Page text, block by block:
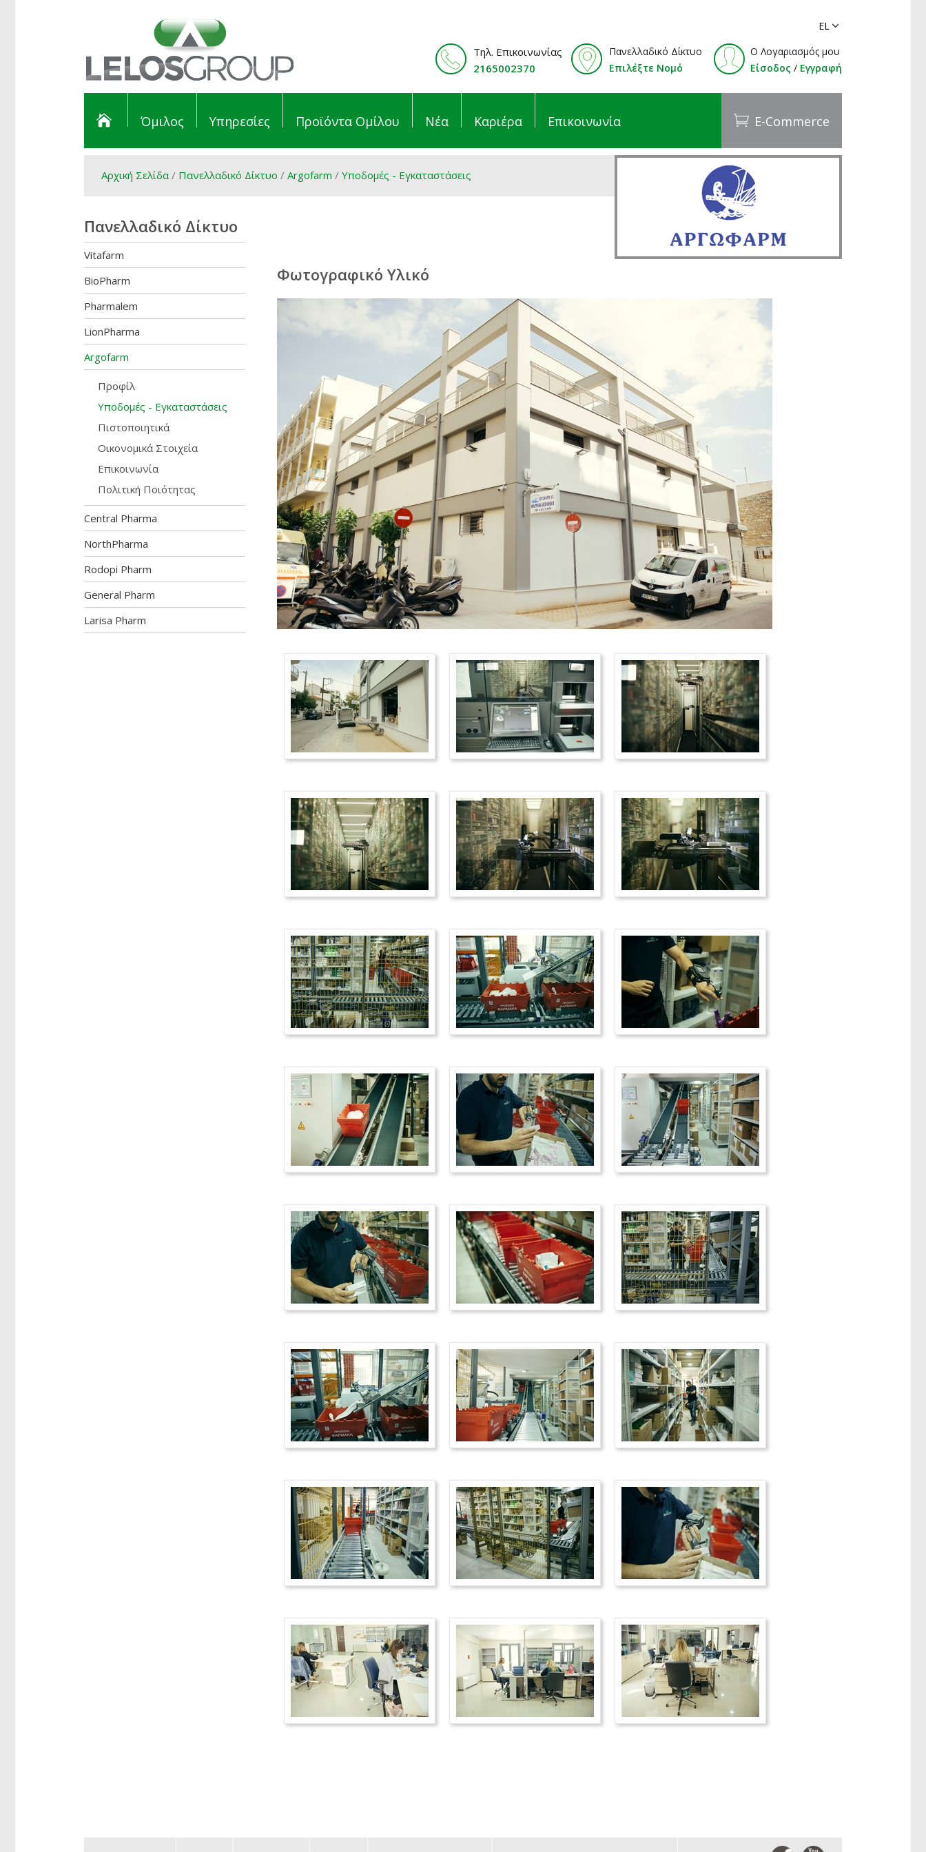
O Λογαριασμός μου
Είσοδος / Εγγραφή
Πανελλαδικό Δίκτυο
Επιλέξτε Νομό
Τηλ. Επικοινωνίας
2165002370
Όμιλος Υπηρεσίες Προϊόντα Ομίλου Νέα Καριέρα Επικοινωνία E-Commerce
Αρχική Σελίδα/ Πανελλαδικό Δίκτυο / Argofarm / Υποδομές - Εγκαταστάσεις
Πανελλαδικό Δίκτυο
Vitafarm
BioPharm
Pharmalem
LionPharma
Argofarm
Προφίλ
Υποδομές - Εγκαταστάσεις
Πιστοποιητικά
Οικονομικά Στοιχεία
Επικοινωνία
Πολιτική Ποιότητας
Central Pharma
NorthPharma
Rodopi Pharm
General Pharm
Larisa Pharm
Φωτογραφικό Υλικό